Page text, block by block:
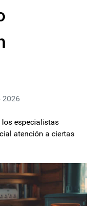
2026
los especialistas
atención a ciertas